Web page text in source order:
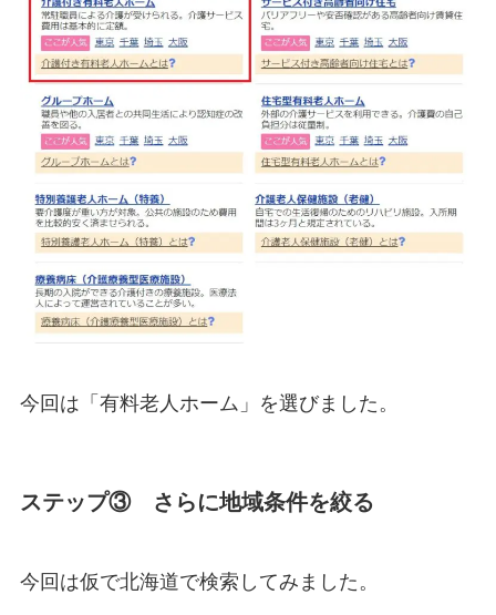
今回は「有料老人ホーム」を選びました。
ステップ③ さらに地域条件を絞る
今回は仮で北海道で検索してみました。